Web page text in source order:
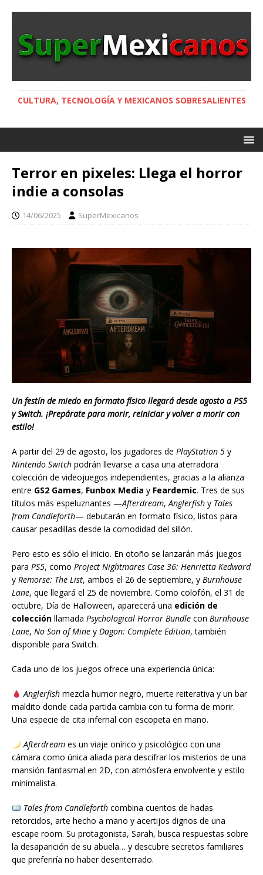
CULTURA, TECNOLOGÍA Y MEXICANOS SOBRESALIENTES
Terror en pixeles: Llega el horror
indie a consolas
14/06/2025 SuperMexicanos
Un festín de miedo en formato físico llegará desde agosto a PS5
y Switch. ¡Prepárate para morir, reiniciar y volver a morir con
estilo!
A partir del 29 de agosto, los jugadores de PlayStation 5 y
Nintendo Switch podrán llevarse a casa una aterradora
colección de videojuegos independientes, gracias a la alianza
entre GS2 Games, Funbox Media y Feardemic. Tres de sus
títulos más espeluznantes —Afterdream,Anglerfish y Tales
from Candleforth— debutarán en formato físico, listos para
causar pesadillas desde la comodidad del sillón.
Pero esto es sólo el inicio. En otoño se lanzarán más juegos
para PS5, como Project Nightmares Case 36: Henrietta Kedward
y Remorse: The List, ambos el 26 de septiembre, y Burnhouse
Lane, que llegará el 25 de noviembre. Como colofón, el 31 de
octubre, Día de Halloween, aparecerá una edición de
colección llamada Psychological Horror Bundle con Burnhouse
Lane, No Son of Mine y Dagon: Complete Edition, también
disponible para Switch.
Cada uno de los juegos ofrece una experiencia única:
Anglerfishmezcla humor negro, muerte reiterativa y un bar
maldito donde cada partida cambia con tu forma de morir.
Una especie de cita infernal con escopeta en mano.
Afterdreames un viaje onírico y psicológico con una
cámara como única aliada para descifrar los misterios de una
mansión fantasmal en 2D, con atmósfera envolvente y estilo
minimalista.
Tales from Candleforthcombina cuentos de hadas
retorcidos, arte hecho a mano y acertijos dignos de una
escape room. Su protagonista, Sarah, busca respuestas sobre
la desaparición de su abuela… y descubre secretos familiares
que preferiría no haber desenterrado.